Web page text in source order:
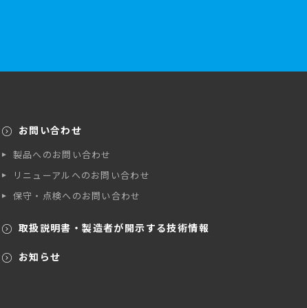
お問い合わせ
製品へのお問い合わせ
リニューアルへのお問い合わせ
保守・点検へのお問い合わせ
取扱説明書・製造者が開示する技術情報
お知らせ